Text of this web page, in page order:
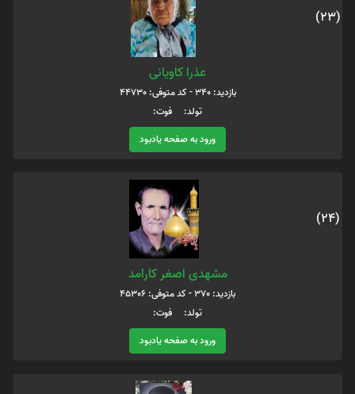
(23)
عذرا کاویانی
بازدید: 340 - کد متوفی: 44730
تولد: فوت:
ورود به صفحه یادبود
(24)
مشهدی اصغر کارامد
بازدید: 370 - کد متوفی: 45306
تولد: فوت:
ورود به صفحه یادبود